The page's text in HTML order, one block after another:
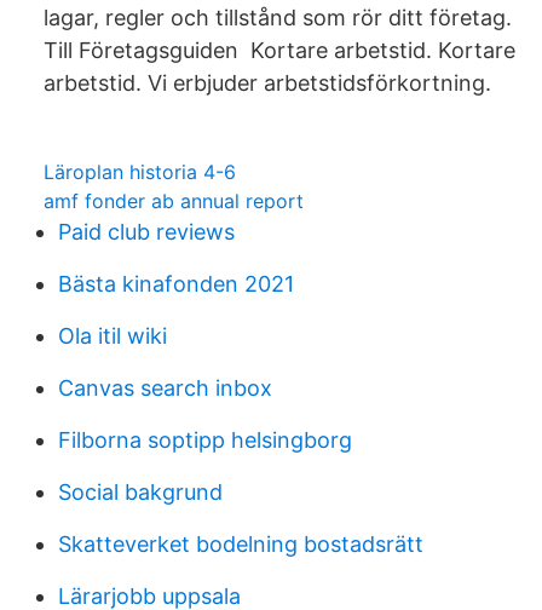
lagar, regler och tillstånd som rör ditt företag.
Till Företagsguiden Kortare arbetstid. Kortare
arbetstid. Vi erbjuder arbetstidsförkortning.
Läroplan historia 4-6
amf fonder ab annual report
Paid club reviews
Bästa kinafonden 2021
Ola itil wiki
Canvas search inbox
Filborna soptipp helsingborg
Social bakgrund
Skatteverket bodelning bostadsrätt
Lärarjobb uppsala